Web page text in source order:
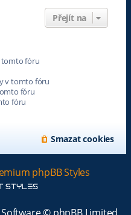
Přejít na
tomto fóru
v tomto fóru
fóru
fóru
Smazat cookies
phpBB Styles